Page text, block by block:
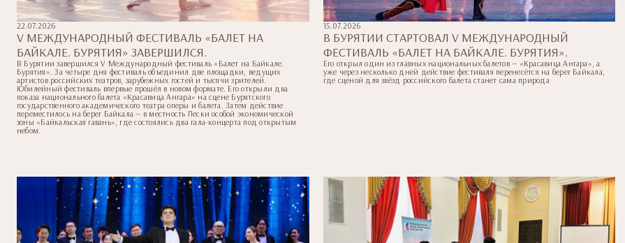
22.07.2026
V МЕЖДУНАРОДНЫЙ ФЕСТИВАЛЬ «БАЛЕТ НА
БАЙКАЛЕ. БУРЯТИЯ» ЗАВЕРШИЛСЯ.
В Бурятии завершился V Международный фестиваль «Балет на Байкале.
Бурятия». За четыре дня фестиваль объединил две площадки, ведущих
артистов российских театров, зарубежных гостей и тысячи зрителей.
Юбилейный фестиваль впервые прошёл в новом формате. Его открыли два
показа национального балета «Красавица Ангара» на сцене Бурятского
государственного академического театра оперы и балета. Затем действие
переместилось на берег Байкала — в местность Пески особой экономической
зоны «Байкальская гавань», где состоялись два гала-концерта под открытым
небом.
15.07.2026
В БУРЯТИИ СТАРТОВАЛ V МЕЖДУНАРОДНЫЙ
ФЕСТИВАЛЬ «БАЛЕТ НА БАЙКАЛЕ. БУРЯТИЯ».
Его открыл один из главных национальных балетов — «Красавица Ангара», а
уже через несколько дней действие фестиваля перенесётся на берег Байкала,
где сценой для звёзд российского балета станет сама природа